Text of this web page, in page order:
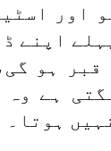
اور
اپنے
ہو
ہے وہ
ہوتا۔